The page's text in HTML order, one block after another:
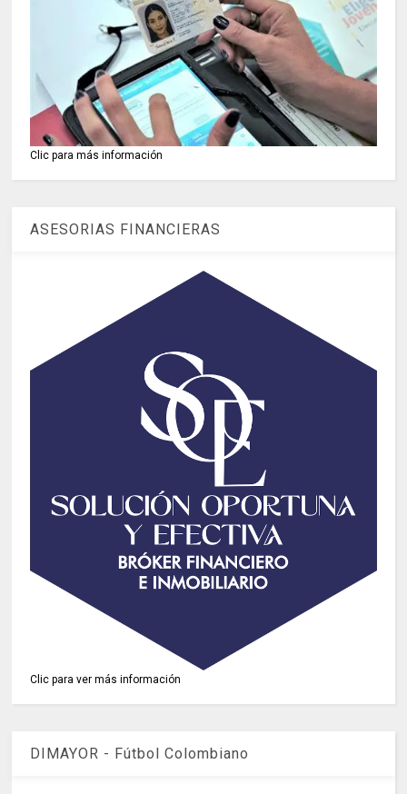
Clic para más información
ASESORIAS FINANCIERAS
Clic para ver más información
DIMAYOR - Fútbol Colombiano